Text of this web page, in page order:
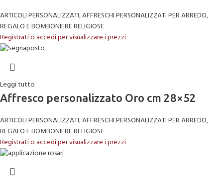
ARTICOLI PERSONALIZZATI,AFFRESCHI PERSONALIZZATI PER ARREDO,
REGALO E BOMBONIERE RELIGIOSE
Registrati o accedi per visualizzare i prezzi
Leggi tutto
Affresco personalizzato Oro cm 28×52
ARTICOLI PERSONALIZZATI,AFFRESCHI PERSONALIZZATI PER ARREDO,
REGALO E BOMBONIERE RELIGIOSE
Registrati o accedi per visualizzare i prezzi